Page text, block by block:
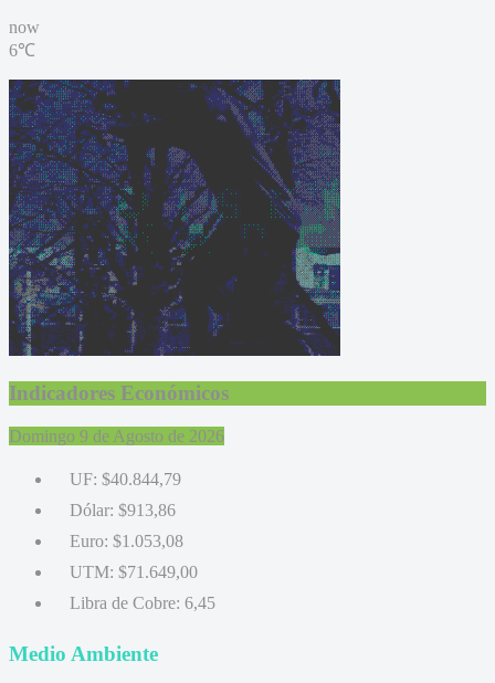
now
6℃
Indicadores Económicos
Domingo 9 de Agosto de 2026
UF: $40.844,79
Dólar: $913,86
Euro: $1.053,08
UTM: $71.649,00
Libra de Cobre: 6,45
Medio Ambiente